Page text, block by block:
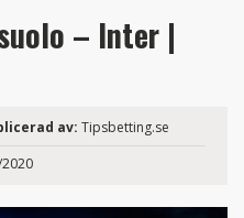
– Inter |
av: Tipsbetting.se